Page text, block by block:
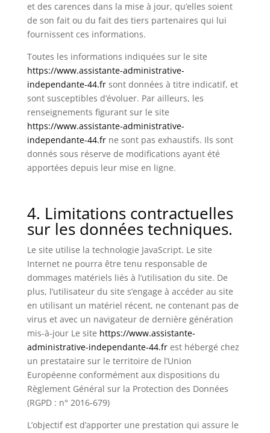
et des carences dans la mise à jour, qu’elles soient
de son fait ou du fait des tiers partenaires qui lui
fournissent ces informations.
Toutes les informations indiquées sur le site
https://www.assistante-administrative-
independante-44.frsont données à titre indicatif, et
sont susceptibles d’évoluer. Par ailleurs, les
renseignements figurant sur le site
https://www.assistante-administrative-
independante-44.frne sont pas exhaustifs. Ils sont
donnés sous réserve de modifications ayant été
apportées depuis leur mise en ligne.
4. Limitations contractuelles
sur les données techniques.
Le site utilise la technologie JavaScript. Le site
Internet ne pourra être tenu responsable de
dommages matériels liés à l’utilisation du site. De
plus, l’utilisateur du site s’engage à accéder au site
en utilisant un matériel récent, ne contenant pas de
virus et avec un navigateur de dernière génération
mis-à-jour Le site https://www.assistante-
administrative-independante-44.frest hébergé chez
un prestataire sur le territoire de l’Union
Européenne conformément aux dispositions du
Règlement Général sur la Protection des Données
(RGPD : n° 2016-679)
L’objectif est d’apporter une prestation qui assure le